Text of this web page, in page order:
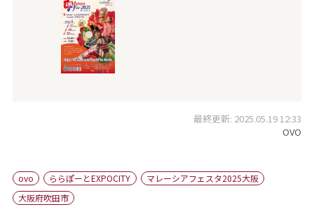
最終更新: 2025.05.19 12:33
OVO
ovo ららぽーとEXPOCITY
マレーシアフェスタ2025大阪
大阪府吹田市